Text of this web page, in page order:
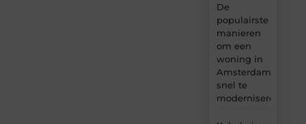
De
populairste
manieren
om een
woning in
Amsterdam
snel te
moderniseren